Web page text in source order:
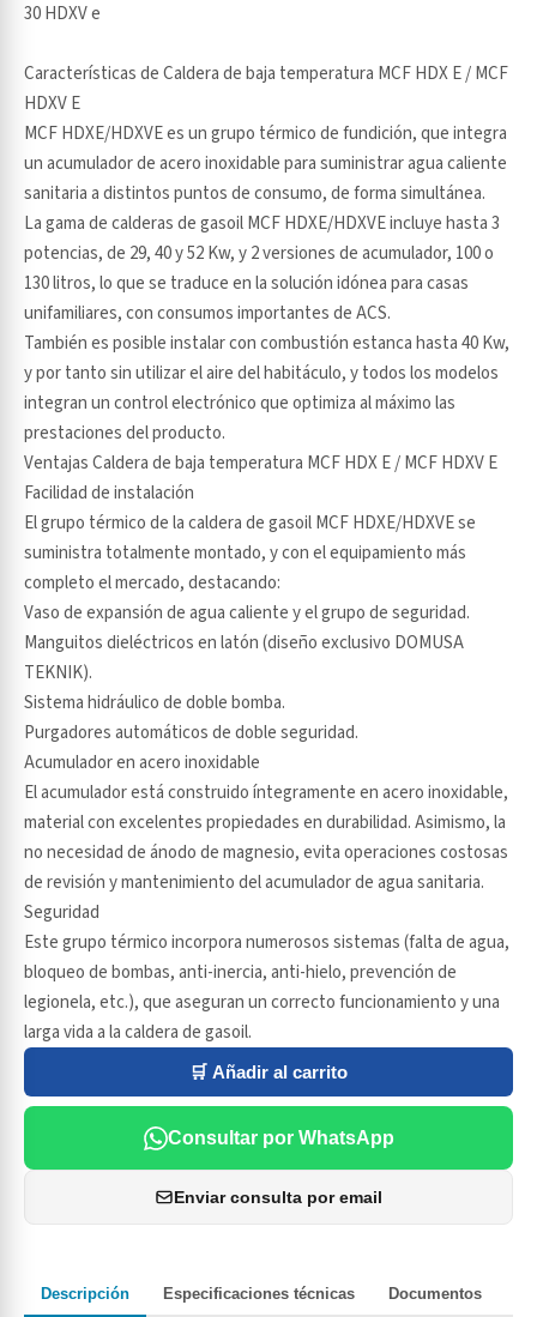
30 HDXV e
Características de Caldera de baja temperatura MCF HDX E / MCF
HDXV E
MCF HDXE/HDXVE es un grupo térmico de fundición, que integra
un acumulador de acero inoxidable para suministrar agua caliente
sanitaria a distintos puntos de consumo, de forma simultánea.
La gama de calderas de gasoil MCF HDXE/HDXVE incluye hasta 3
potencias, de 29, 40 y 52 Kw, y 2 versiones de acumulador, 100 o
130 litros, lo que se traduce en la solución idónea para casas
unifamiliares, con consumos importantes de ACS.
También es posible instalar con combustión estanca hasta 40 Kw,
y por tanto sin utilizar el aire del habitáculo, y todos los modelos
integran un control electrónico que optimiza al máximo las
prestaciones del producto.
Ventajas Caldera de baja temperatura MCF HDX E / MCF HDXV E
Facilidad de instalación
El grupo térmico de la caldera de gasoil MCF HDXE/HDXVE se
suministra totalmente montado, y con el equipamiento más
completo el mercado, destacando:
Vaso de expansión de agua caliente y el grupo de seguridad.
Manguitos dieléctricos en latón (diseño exclusivo DOMUSA
TEKNIK).
Sistema hidráulico de doble bomba.
Purgadores automáticos de doble seguridad.
Acumulador en acero inoxidable
El acumulador está construido íntegramente en acero inoxidable,
material con excelentes propiedades en durabilidad. Asimismo, la
no necesidad de ánodo de magnesio, evita operaciones costosas
de revisión y mantenimiento del acumulador de agua sanitaria.
Seguridad
Este grupo térmico incorpora numerosos sistemas (falta de agua,
bloqueo de bombas, anti-inercia, anti-hielo, prevención de
legionela, etc.), que aseguran un correcto funcionamiento y una
larga vida a la caldera de gasoil.
🛒 Añadir al carrito
Consultar por WhatsApp
Enviar consulta por email
Descripción Especificaciones técnicas Documentos